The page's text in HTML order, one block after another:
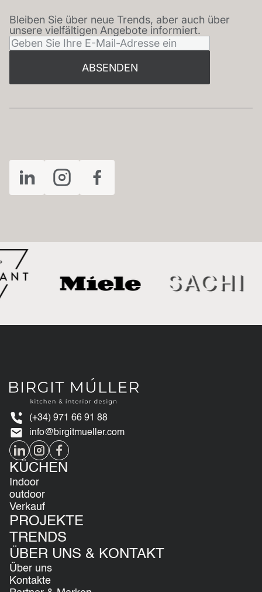
NEWSLETTER
Bleiben Sie über neue Trends, aber auch über
unsere vielfältigen Angebote informiert.
ABSENDEN
FOLGEN SIE UNS
(+34) 971 66 91 88
info@birgitmueller.com
KÜCHEN
Indoor
outdoor
Verkauf
PROJEKTE
TRENDS
ÜBER UNS & KONTAKT
Über uns
Kontakte